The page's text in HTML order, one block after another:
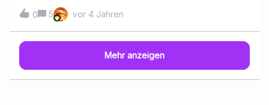
habe bis jetzt selbst deezer hifi genutzt. Heute wollte ich
online über die deezer Seite einen Gutschein, für ein
Jahr, für eine andere Person kaufen. Zahlung per
klarna. Das wären ca 100 Euro gewesen. Nach Abschluss
kam allerdings nur ein Betrag von 9.99 und es ging direkt
an meine mail Adresse mit der ICH bei deezer
angemeldet bin, obwohl ich beim Kauf über den Browser
0 5 vor 4 Jahren
Mehr anzeigen